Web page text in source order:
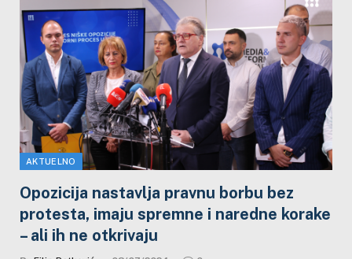
AKTUELNO
Opozicija nastavlja pravnu borbu bez
protesta, imaju spremne i naredne korake
– ali ih ne otkrivaju